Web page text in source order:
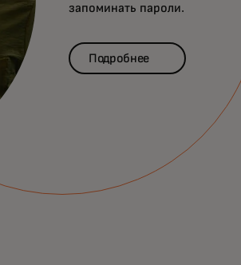
запоминать пароли.
Подробнее